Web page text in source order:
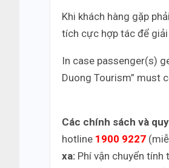
Khi khách hàng gặp
tích cực hợp tác để giải
In case passenger(s)
Duong Tourism” must
Các chính sách và
hotline 1900 9227
xa: Phí vận chuyển